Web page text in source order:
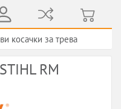
косачки за трева
RM